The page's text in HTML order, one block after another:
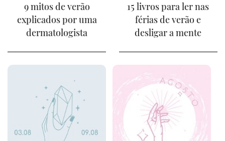
9 mitos de verão
explicados por uma
dermatologista
15 livros para ler nas
férias de verão e
desligar a mente